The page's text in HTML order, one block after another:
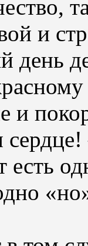
и
день
и
есть